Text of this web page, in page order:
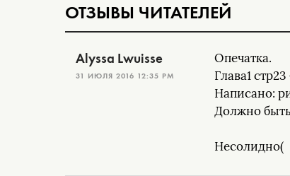
ОТЗЫВЫ ЧИТАТЕЛЕЙ
Опечатка.
Глава1
Написано:
Должно
Несолидно(
Alyssa Lwuisse
31 ИЮЛЯ 2016 12:35 PM